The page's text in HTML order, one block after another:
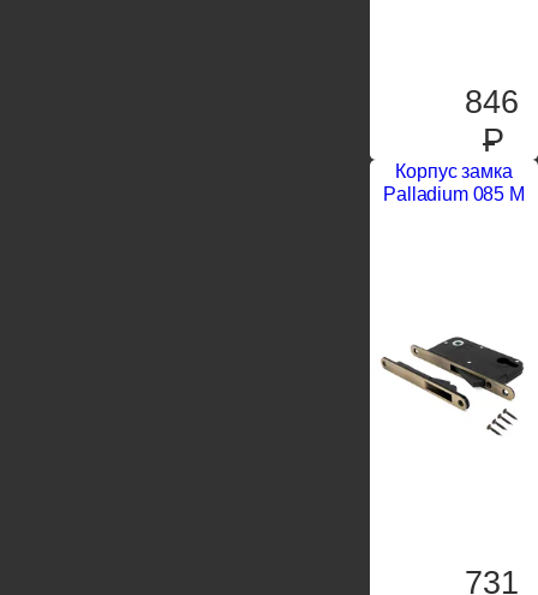
846
P
Корпус замка
Palladium 085 M
731